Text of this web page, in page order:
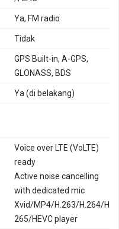
Ya, FM radio
Tidak
GPS Built-in, A-GPS,
GLONASS, BDS
Ya (di belakang)
Voice over LTE (VoLTE)
ready
Active noise cancelling
with dedicated mic
Xvid/MP4/H.263/H.264/H
265/HEVC player